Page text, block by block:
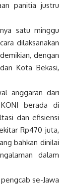
panitia justru
satu minggu
dilaksanakan
dengan
Kota Bekasi,
anggaran dari
berada di
dan efisiensi
Rp470 juta,
bahkan dinilai
dalam
se-Jawa